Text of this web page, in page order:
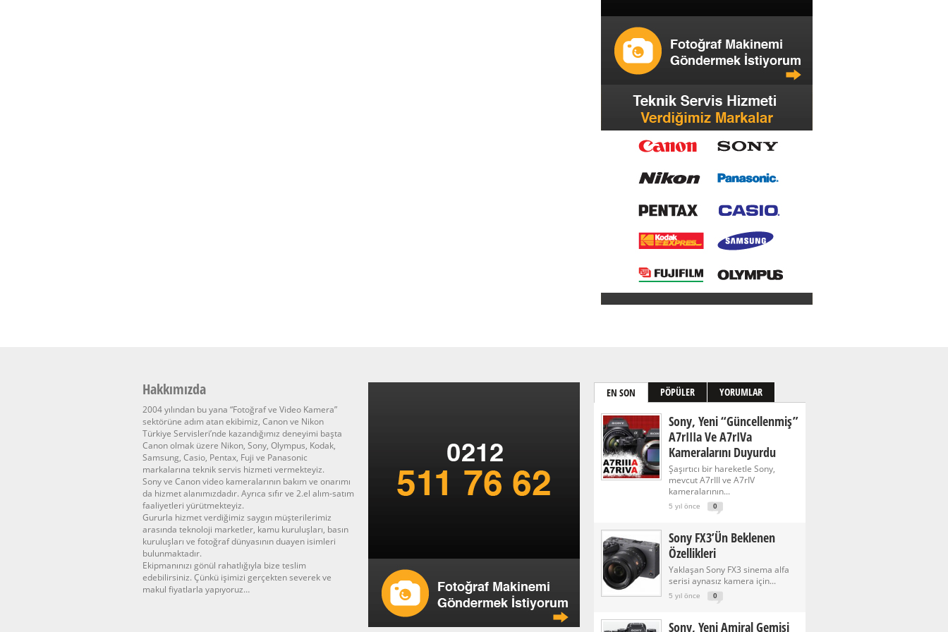
Hakkımızda
2004 yılından bu yana “Fotoğraf ve Video Kamera”
sektörüne adım atan ekibimiz, Canon ve Nikon
Türkiye Servisleri’nde kazandığımız deneyimi başta
Canon olmak üzere Nikon, Sony, Olympus, Kodak,
Samsung, Casio, Pentax, Fuji ve Panasonic
markalarına teknik servis hizmeti vermekteyiz.
Sony ve Canon video kameralarının bakım ve onarımı
da hizmet alanımızdadır. Ayrıca sıfır ve 2.el alım-satım
faaliyetleri yürütmekteyiz.
Gururla hizmet verdiğimiz saygın müşterilerimiz
arasında teknoloji marketler, kamu kuruluşları, basın
kuruluşları ve fotoğraf dünyasının duayen isimleri
bulunmaktadır.
Ekipmanınızı gönül rahatlığıyla bize teslim
edebilirsiniz. Çünkü işimizi gerçekten severek ve
makul fiyatlarla yapıyoruz…
EN SON PÖPÜLER YORUMLAR
Sony, Yeni “güncellenmiş”
A7rIIIa Ve A7rIVa
Kameralarını Duyurdu
Şaşırtıcı bir hareketle Sony,
mevcut A7rIII ve A7rIV
kameralarının...
5 yıl önce 0
Sony FX3’ün Beklenen
Özellikleri
Yaklaşan Sony FX3 sinema alfa
serisi aynasız kamera için...
5 yıl önce 0
Sony, Yeni Amiral Gemisi